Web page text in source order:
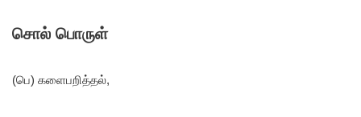
சொல் பொருள்
(பெ) களைபறித்தல்,